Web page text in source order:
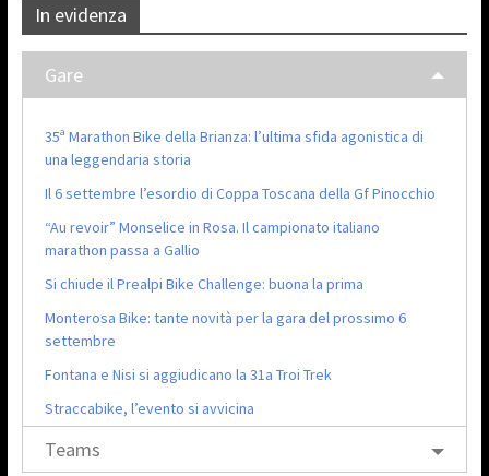
In evidenza
Gare
35ª Marathon Bike della Brianza: l’ultima sfida agonistica di
una leggendaria storia
Il 6 settembre l’esordio di Coppa Toscana della Gf Pinocchio
“Au revoir” Monselice in Rosa. Il campionato italiano
marathon passa a Gallio
Si chiude il Prealpi Bike Challenge: buona la prima
Monterosa Bike: tante novità per la gara del prossimo 6
settembre
Fontana e Nisi si aggiudicano la 31a Troi Trek
Straccabike, l’evento si avvicina
Teams